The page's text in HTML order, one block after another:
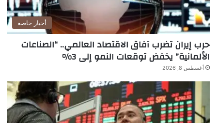
أخبار خاصة
حرب إيران تضرب آفاق الاقتصاد العالمي.. “الصناعات
الألمانية” يخفض توقعات النمو إلى 3%
أغسطس 8, 2026